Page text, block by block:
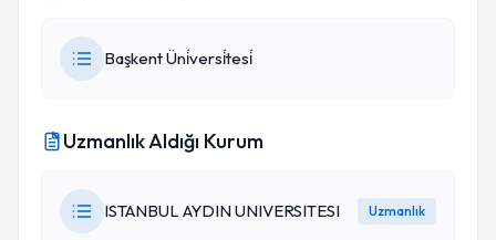
Başkent Üni̇versi̇tesi̇
Uzmanlık Aldığı Kurum
ISTANBUL AYDIN UNIVERSITESI Uzmanlık